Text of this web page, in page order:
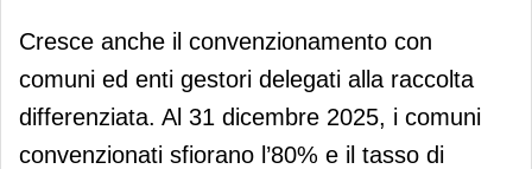
Cresce anche il convenzionamento con
comuni ed enti gestori delegati alla raccolta
differenziata. Al 31 dicembre 2025, i comuni
convenzionati sfiorano l’80% e il tasso di